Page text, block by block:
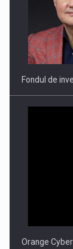
Fondul de
Orange